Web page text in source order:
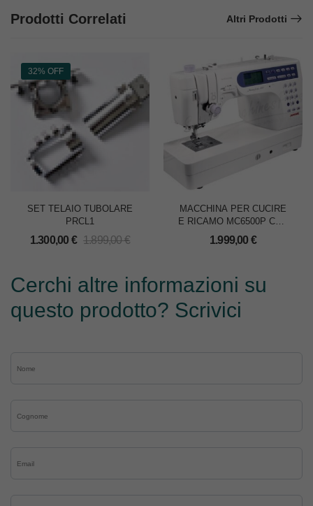
Prodotti Correlati Altri Prodotti
32% OFF
SET TELAIO TUBOLARE
PRCL1
1.300,00 € 1.899,00€
MACCHINA PER CUCIRE
E RICAMO MC6500P CON
TAVOLO
1.999,00 €
Cerchi altre informazioni su
questo prodotto? Scrivici